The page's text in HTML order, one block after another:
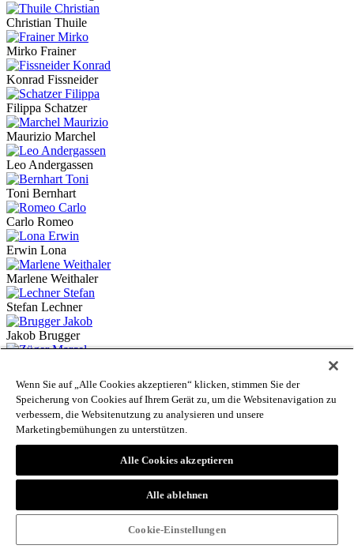
Christian Thuile
Mirko Frainer
Konrad Fissneider
Filippa Schatzer
Maurizio Marchel
Leo Andergassen
Toni Bernhart
Carlo Romeo
Erwin Lona
Marlene Weithaler
Stefan Lechner
Jakob Brugger
Ivo Maran
Cäcilia Lobis-Mian
Armin Barducci
Hermann Theiner
Alexandra Cembran
Wenn Sie auf „Alle Cookies akzeptieren“ klicken, stimmen Sie der
Speicherung von Cookies auf Ihrem Gerät zu, um die Websitenavigation zu
verbessern, die Websitenutzung zu analysieren und unsere
Marketingbemühungen zu unterstützen.
Alle Cookies akzeptieren
Alle ablehnen
Cookie-Einstellungen